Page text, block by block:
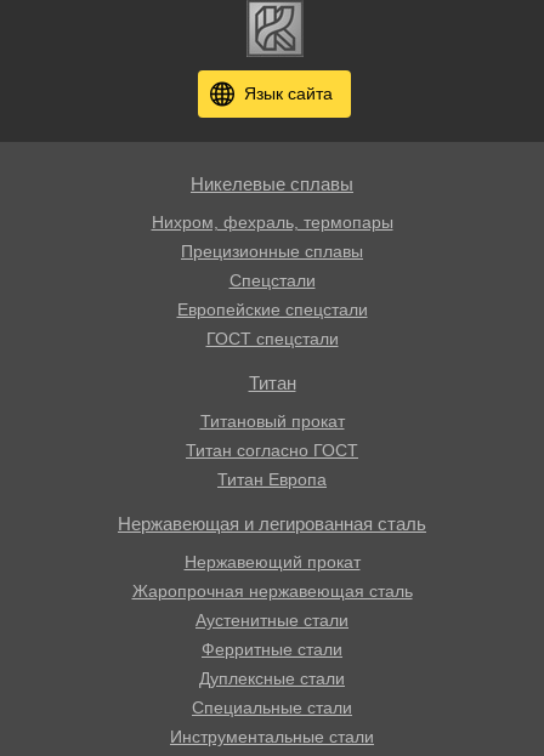
Язык сайта
Никелевые сплавы
Нихром, фехраль, термопары
Прецизионные сплавы
Спецстали
Европейские спецстали
ГОСТ спецстали
Титан
Титановый прокат
Титан согласно ГОСТ
Титан Европа
Нержавеющая и легированная сталь
Нержавеющий прокат
Жаропрочная нержавеющая сталь
Аустенитные стали
Ферритные стали
Дуплексные стали
Специальные стали
Инструментальные стали